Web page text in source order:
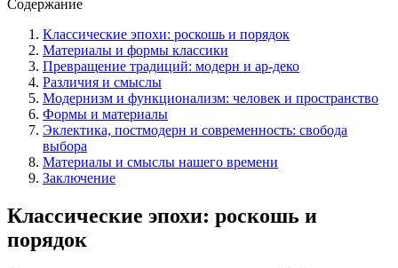
Содержание
Классические эпохи: роскошь и порядок
Материалы и формы классики
Превращение традиций: модерн и ар-деко
Различия и смыслы
Модернизм и функционализм: человек и пространство
Формы и материалы
Эклектика, постмодерн и современность: свобода
выбора
Материалы и смыслы нашего времени
Заключение
Классические эпохи: роскошь и
порядок